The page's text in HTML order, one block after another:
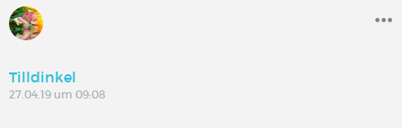
Tilldinkel
27.04.19 um 09:08